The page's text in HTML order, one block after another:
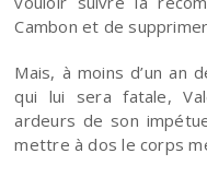
Cambon et de
Mais, à moins d’un an
qui lui sera fatale,
ardeurs de son
mettre à dos le corps